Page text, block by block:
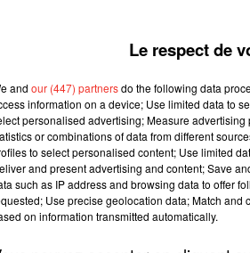
Le respect de
and our (447) partnersdo the following data
information on a device; Use limited data to
personalised advertising; Measure
or combinations of data from different
to select personalised content; Use limited
and present advertising and content; Save
such as IP address and browsing data to offer
Use precise geolocation data; Match
on information transmitted automatically.